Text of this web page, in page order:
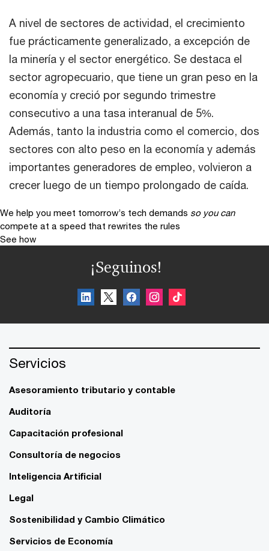
A nivel de sectores de actividad, el crecimiento
fue prácticamente generalizado, a excepción de
la minería y el sector energético. Se destaca el
sector agropecuario, que tiene un gran peso en la
economía y creció por segundo trimestre
consecutivo a una tasa interanual de 5%.
Además, tanto la industria como el comercio, dos
sectores con alto peso en la economía y además
importantes generadores de empleo, volvieron a
crecer luego de un tiempo prolongado de caída.
We help you meet tomorrow’s tech demands so you can
compete at a speed that rewrites the rules
See how
¡Seguinos!
Servicios
Asesoramiento tributario y contable
Auditoría
Capacitación profesional
Consultoría de negocios
Inteligencia Artificial
Legal
Sostenibilidad y Cambio Climático
Servicios de Economía